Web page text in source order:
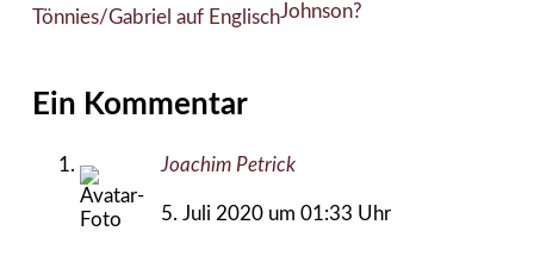
Tönnies/Gabriel auf EnglischJohnson?
Ein Kommentar
Joachim Petrick
5. Juli 2020 um 01:33 Uhr